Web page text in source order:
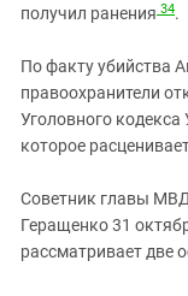
получил ранения 34.
По факту убийства
правоохранители
Уголовного
которое
Cоветник главы
Геращенко 31
рассматривает две